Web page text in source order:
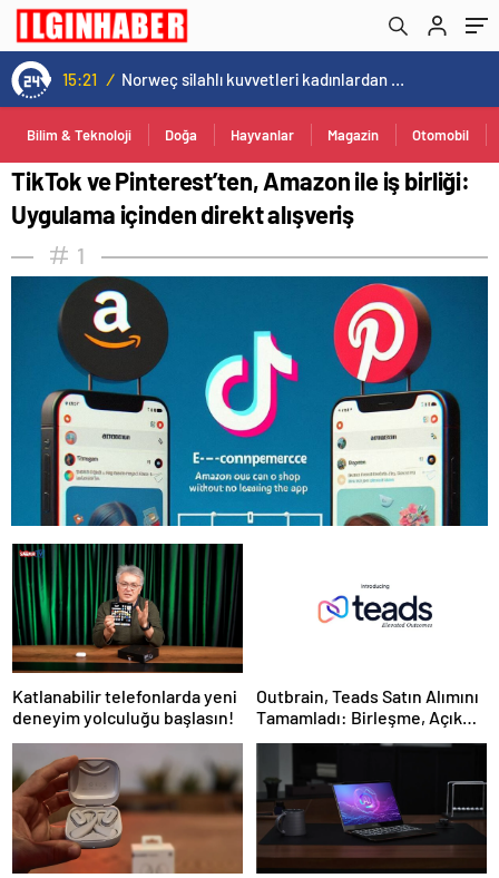
15:21 / Norweç silahlı kuvvetleri kadınlardan oluşan özel kuvvetler eğitimlerini başlattı.
Bilim & Teknoloji Doğa Hayvanlar Magazin Otomobil
TikTok ve Pinterest’ten, Amazon ile iş birliği:
Uygulama içinden direkt alışveriş
1
Katlanabilir telefonlarda yeni
deneyim yolculuğu başlasın!
Outbrain, Teads Satın Alımını
Tamamladı: Birleşme, Açık
İnternet için Tüm Kanallarda
Sonuç Odaklı Bir Platform
Oluşturuyor